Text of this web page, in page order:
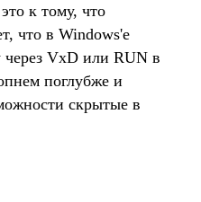
к тому, что
что в Windows'е
через VxD или RUN в
поглубже и
скрытые в